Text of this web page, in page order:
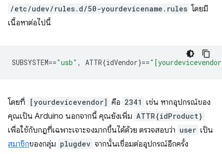
/etc/udev/rules.d/50-yourdevicename.rules โดยมี
เนื้อหาต่อไปนี้
SUBSYSTEM=="usb" , ATTR{idVendor}==
โดยที่ [yourdevicevendor] คือ 2341 เช่น หากอุปกรณ์ของ
คุณเป็น Arduino นอกจากนี้ คุณยังเพิ่ม ATTR{idProduct}
เพื่อใช้กับกฎที่เฉพาะเจาะจงมากขึ้นได้ด้วย ตรวจสอบว่า user เป็น
สมาชิกของกลุ่ม plugdev จากนั้นเชื่อมต่ออุปกรณ์อีกครั้ง